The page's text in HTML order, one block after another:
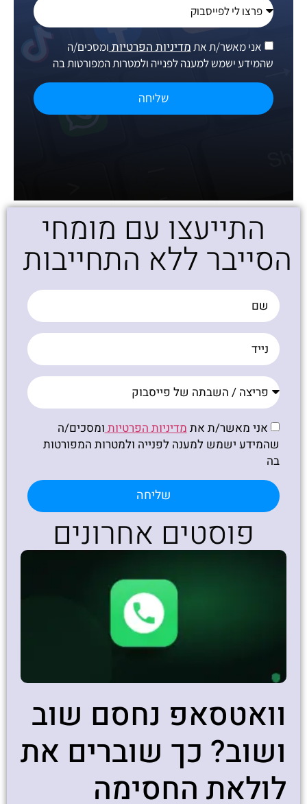
אני מאשר/ת אתמדיניות הפרטיות ומסכים/ה
שהמידע ישמש למענה לפנייה ולמטרות המפורטות בה
שליחה
התייעצו עם מומחי
הסייבר ללא התחייבות ​
אני מאשר/ת את מדיניות הפרטיות ומסכים/ה
שהמידע ישמש למענה לפנייה ולמטרות המפורטות
בה
שליחה
פוסטים אחרונים
וואטסאפ נחסם שוב
ושוב? כך שוברים את
לולאת החסימה